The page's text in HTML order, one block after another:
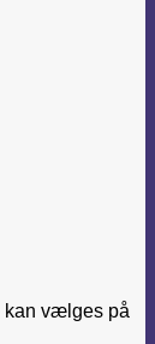
kan vælges på